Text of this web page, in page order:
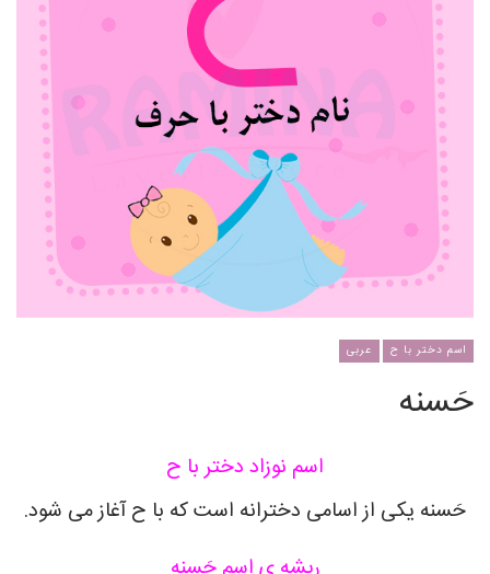
اسم دختر با ح عربی
حَسنه
اسم نوزاد دختر با ح
حَسنه یکی از اسامی دخترانه است که با ح آغاز می شود.